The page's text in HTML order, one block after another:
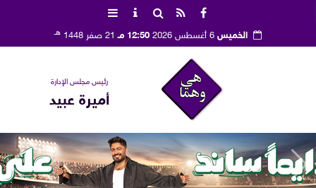
الخميس 12:50 مـ 21 صفر 1448 هـ
رئيس مجلس الإدارة
أميرة عبيد